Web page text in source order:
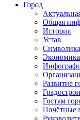
Город
Общая
История
Устав
Символика
Экономика
Развитие
Гостям
Почётные